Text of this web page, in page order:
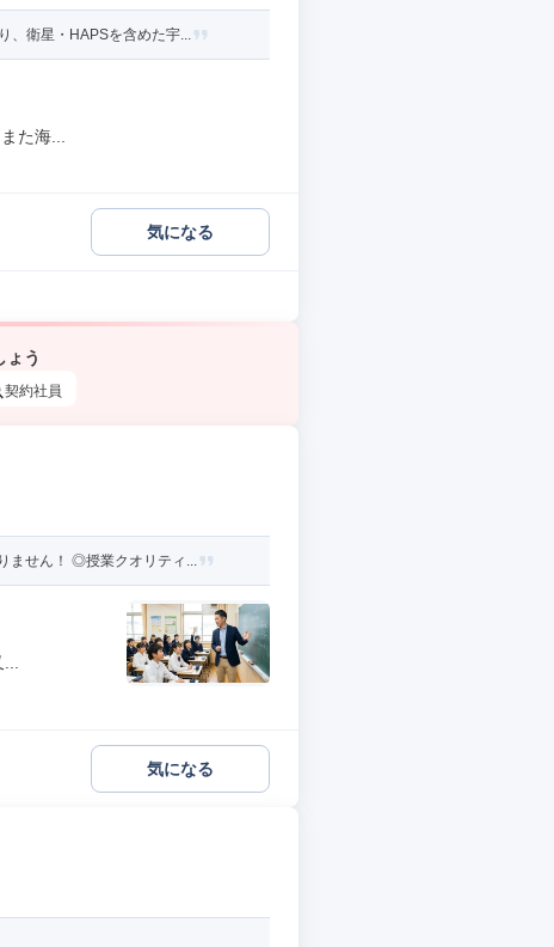
、衛星・HAPSを含めた宇...
た海...
気になる
ょう
契約社員
ません！ ◎授業クオリティ...
気になる